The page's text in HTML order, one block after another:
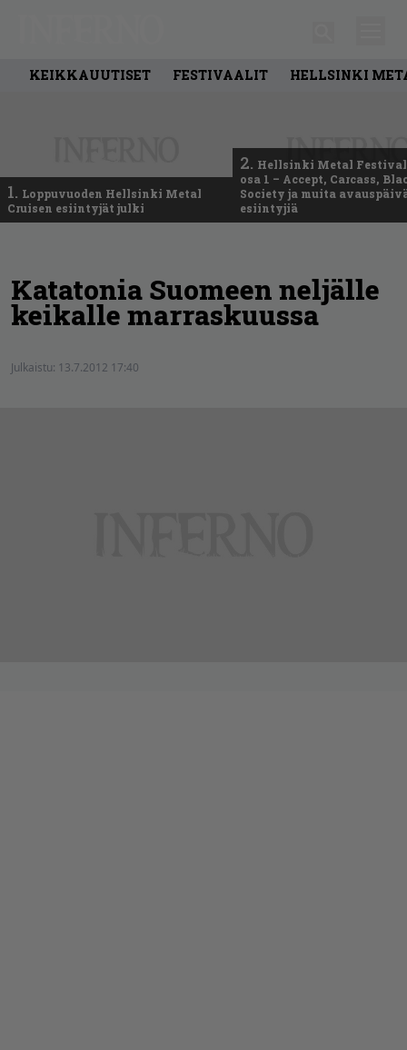
KEIKKAUUTISET FESTIVAALIT HELLSINKI
1. Loppuvuoden Hellsinki Metal
Cruisen esiintyjät julki
2. Hellsinki Metal
osa 1 – Accept, Carcass,
Society ja muita
esiintyjiä
Katatonia Suomeen neljälle
keikalle marraskuussa
Julkaistu: 13.7.2012 17:40